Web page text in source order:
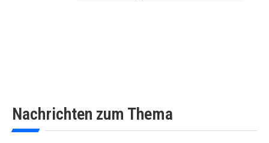
Nachrichten zum Thema